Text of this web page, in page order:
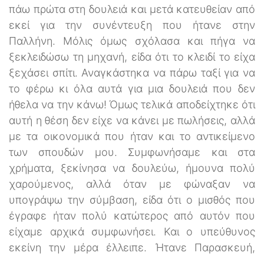
πάω πρώτα στη δουλειά και μετά κατευθείαν από
εκεί για την συνέντευξη που ήτανε στην
Παλλήνη. Μόλις όμως σχόλασα και πήγα να
ξεκλειδώσω τη μηχανή, είδα ότι το κλειδί το είχα
ξεχάσει σπίτι. Αναγκάστηκα να πάρω ταξί για να
το φέρω κι όλα αυτά για μια δουλειά που δεν
ήθελα να την κάνω! Όμως τελικά αποδείχτηκε ότι
αυτή η θέση δεν είχε να κάνει με πωλήσεις, αλλά
με τα οικονομικά που ήταν και το αντικείμενο
των σπουδών μου. Συμφωνήσαμε και στα
χρήματα, ξεκίνησα να δουλεύω, ήμουνα πολύ
χαρούμενος, αλλά όταν με φώναξαν να
υπογράψω την σύμβαση, είδα ότι ο μισθός που
έγραφε ήταν πολύ κατώτερος από αυτόν που
είχαμε αρχικά συμφωνήσει. Και ο υπεύθυνος
εκείνη την μέρα έλλειπε. Ήτανε Παρασκευή,